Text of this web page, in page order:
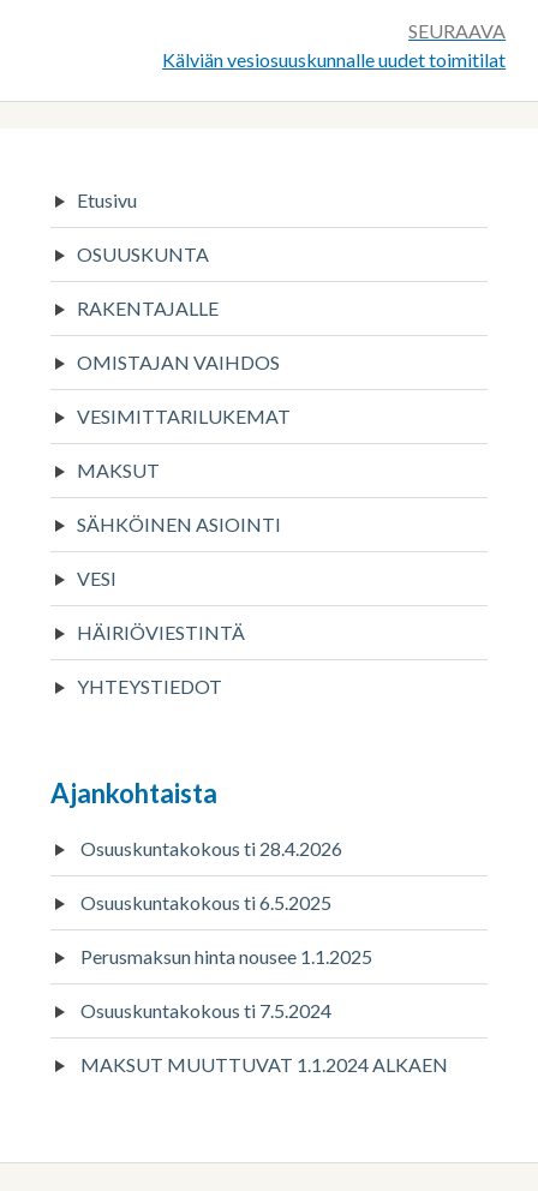
SEURAAVA
Seuraava:
Kälviän vesiosuuskunnalle uudet toimitilat
Etusivu
OSUUSKUNTA
RAKENTAJALLE
OMISTAJAN VAIHDOS
VESIMITTARILUKEMAT
MAKSUT
SÄHKÖINEN ASIOINTI
VESI
HÄIRIÖVIESTINTÄ
YHTEYSTIEDOT
Ajankohtaista
Osuuskuntakokous ti 28.4.2026
Osuuskuntakokous ti 6.5.2025
Perusmaksun hinta nousee 1.1.2025
Osuuskuntakokous ti 7.5.2024
MAKSUT MUUTTUVAT 1.1.2024 ALKAEN